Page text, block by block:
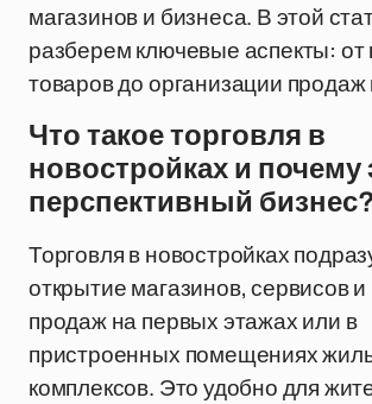
магазинов и бизнеса. В этой
разберем ключевые аспекты: от
товаров до организации продаж
Что такое торговля в
новостройках и почему
перспективный бизнес?
Торговля в новостройках
открытие магазинов, сервисов и
продаж на первых этажах или в
пристроенных помещениях
комплексов. Это удобно для